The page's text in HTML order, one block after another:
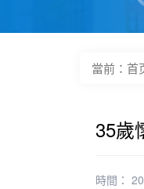
當前： 首
35歲
時間：